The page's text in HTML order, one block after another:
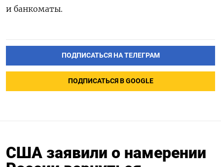
и банкоматы.
ПОДПИСАТЬСЯ НА ТЕЛЕГРАМ
ПОДПИСАТЬСЯ В GOOGLE
США заявили о намерении